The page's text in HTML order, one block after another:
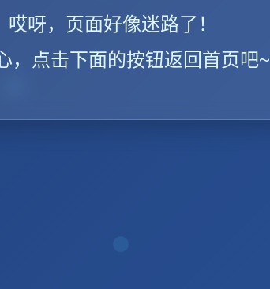
哎呀，页面好像迷路了！
，点击下面的按钮返回首页吧~